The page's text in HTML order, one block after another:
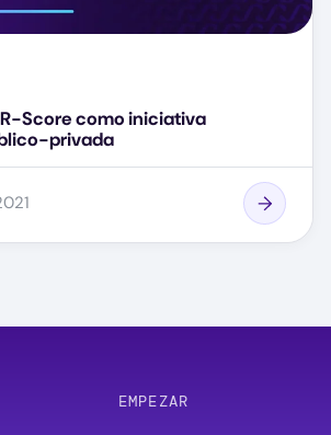
Score como iniciativa
privada
EMPEZAR